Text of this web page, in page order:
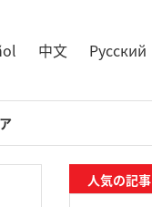
中文 Русский
人気の記事